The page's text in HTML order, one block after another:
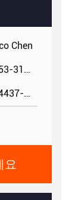
Chen
86-191-5653-3194
86-0551-64437-729
요